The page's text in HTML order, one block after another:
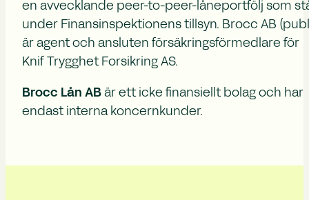
en avvecklande peer-to-peer-låneportfölj som
under Finansinspektionens tillsyn. Brocc AB
är agent och ansluten försäkringsförmedlare för
Knif Trygghet Forsikring AS.
Brocc Lån AB är ett icke finansiellt bolag och har
endast interna koncernkunder.